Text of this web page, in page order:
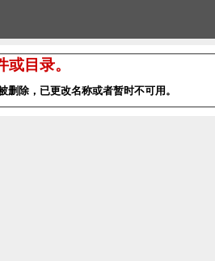
目录。
删除，已更改名称或者暂时不可用。